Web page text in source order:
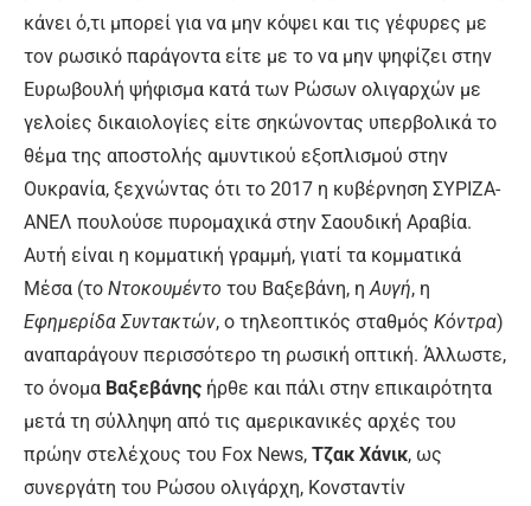
κάνει ό,τι μπορεί για να μην κόψει και τις γέφυρες με
τον ρωσικό παράγοντα είτε με το να μην ψηφίζει στην
Ευρωβουλή ψήφισμα κατά των Ρώσων ολιγαρχών με
γελοίες δικαιολογίες είτε σηκώνοντας υπερβολικά το
θέμα της αποστολής αμυντικού εξοπλισμού στην
Ουκρανία, ξεχνώντας ότι το 2017 η κυβέρνηση ΣΥΡΙΖΑ-
ΑΝΕΛ πουλούσε πυρομαχικά στην Σαουδική Αραβία.
Αυτή είναι η κομματική γραμμή, γιατί τα κομματικά
Μέσα (το Ντοκουμέντο του Βαξεβάνη, ηΑυγή, η
Εφημερίδα Συντακτών, ο τηλεοπτικός σταθμός Κόντρα)
αναπαράγουν περισσότερο τη ρωσική οπτική. Άλλωστε,
το όνομα Βαξεβάνης ήρθε και πάλι στην επικαιρότητα
μετά τη σύλληψη από τις αμερικανικές αρχές του
πρώην στελέχους του Fox News, Τζακ Χάνικ, ως
συνεργάτη του Ρώσου ολιγάρχη, Κονσταντίν